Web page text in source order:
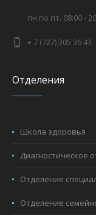
пн по пт. 08:00 -
+ 7 (727) 305 36 43
Отделения
Школа здоровья
Диагностическое
Отделение
Отделение